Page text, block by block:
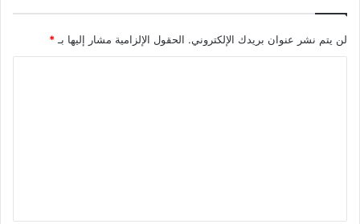
لن يتم نشر عنوان بريدك الإلكتروني. الحقول الإلزامية مشار إليها بـ *